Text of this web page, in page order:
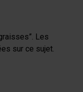
Les
sur ce sujet.